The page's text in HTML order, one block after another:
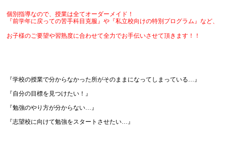
個別指導なので、授業は全てオーダーメイド！
『前学年に戻っての苦手科目克服』や『私立校向けの特別プログラム』など、
お子様のご要望や習熟度に合わせて全力でお手伝いさせて頂きます！！
『学校の授業で分からなかった所がそのままになってしまっている…』
『自分の目標を見つけたい！』
『勉強のやり方が分からない…』
『志望校に向けて勉強をスタートさせたい…』